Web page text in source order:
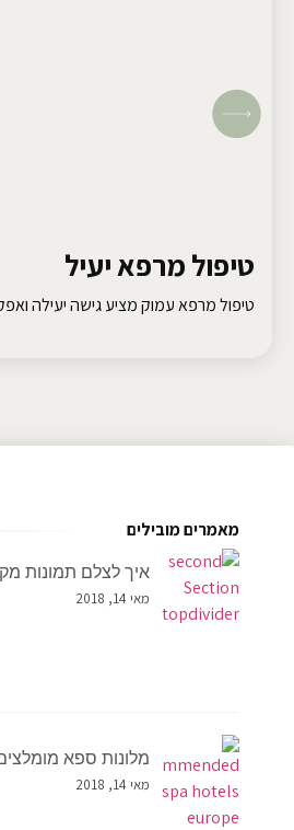
טיפול מרפא יעיל
טיפול מרפא עמוק מציע גישה יעילה
מאמרים מובילים
איך לצלם תמונות
מאי 14, 2018
מלונות ספא
מאי 14, 2018